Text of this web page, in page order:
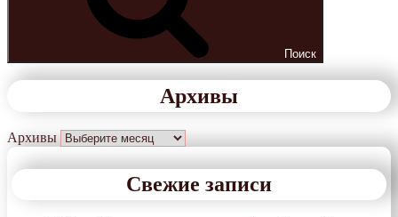
Поиск
Архивы
Архивы
Свежие записи